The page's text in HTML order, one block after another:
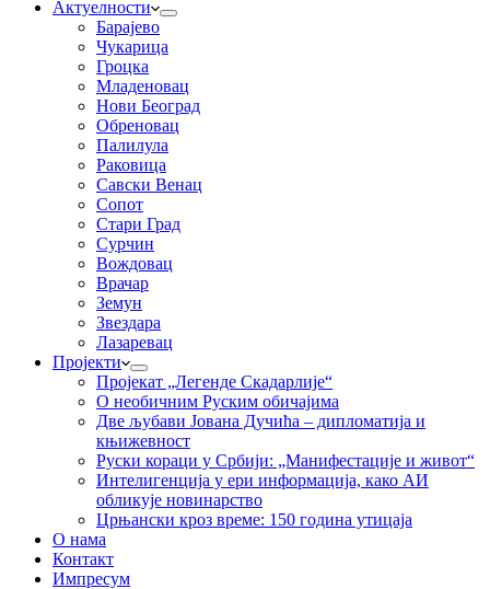
Актуелности
Барајево
Чукарица
Гроцка
Младеновац
Нови Београд
Обреновац
Палилула
Раковица
Савски Венац
Сопот
Стари Град
Сурчин
Вождовац
Врачар
Земун
Звездара
Лазаревац
Пројекти
Пројекат „Легенде Скадарлије“
О необичним Руским обичајима
Две љубави Јована Дучића – дипломатија и
књижевност
Руски кораци у Србији: „Манифестације и живот“
Интелигенција у ери информација, како АИ
обликује новинарство
Црњански кроз време: 150 година утицаја
О нама
Контакт
Импресум